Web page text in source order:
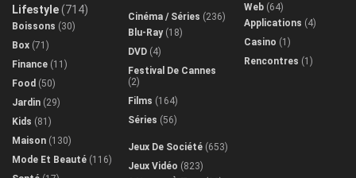
Lifestyle(714)
Boissons (30)
Box (71)
Finance (11)
Food (50)
Jardin (29)
Kids (81)
Maison (130)
Mode Et Beauté (116)
Cinéma / Séries (236)
Blu-Ray(18)
DVD (4)
Festival De Cannes
(2)
Films (164)
Séries (56)
Jeux De Société (653)
Jeux Vidéo (823)
Web (64)
Applications (4)
Casino (1)
Rencontres (1)